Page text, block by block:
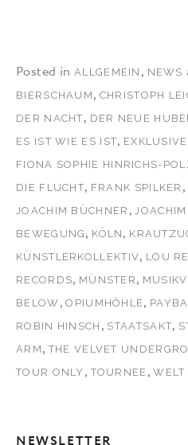
Posted in ALLGEMEIN , NEWS
BIERSCHAUM , CHRISTOPH
DER NACHT, DER NEUE
ES IST WIE ES IST,
FIONA SOPHIE HINRICHS-
DIE FLUCHT, FRANK SPILKER ,
JOACHIM BÜCHNER ,
BEWEGUNG , KÖLN ,
KÜNSTLERKOLLEKTIV, LOU
RECORDS, MÜNSTER ,
BELOW ,OPIUMHÖHLE ,
ROBIN HINSCH , STAATSAKT,
ARM ,THE VELVET
TOUR ONLY ,TOURNEE ,WELT
NEWSLETTER